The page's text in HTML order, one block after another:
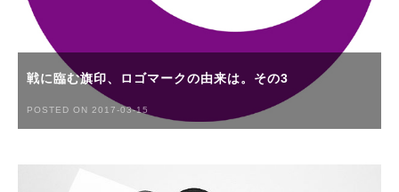
戦に臨む旗印、ロゴマークの由来は。その3
POSTED ON 2017-03-15